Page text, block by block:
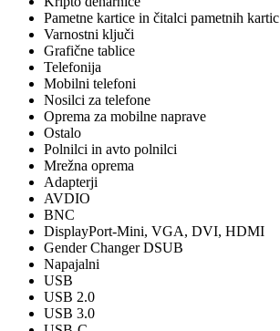
Pametne kartice in čitalci pametnih kartic
Varnostni ključi
Grafične tablice
Telefonija
Mobilni telefoni
Nosilci za telefone
Oprema za mobilne naprave
Ostalo
Polnilci in avto polnilci
Mrežna oprema
Adapterji
AVDIO
BNC
DisplayPort-Mini, VGA, DVI, HDMI
Gender Changer DSUB
Napajalni
USB
USB 2.0
USB 3.0